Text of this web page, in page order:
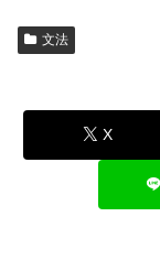
文法
X